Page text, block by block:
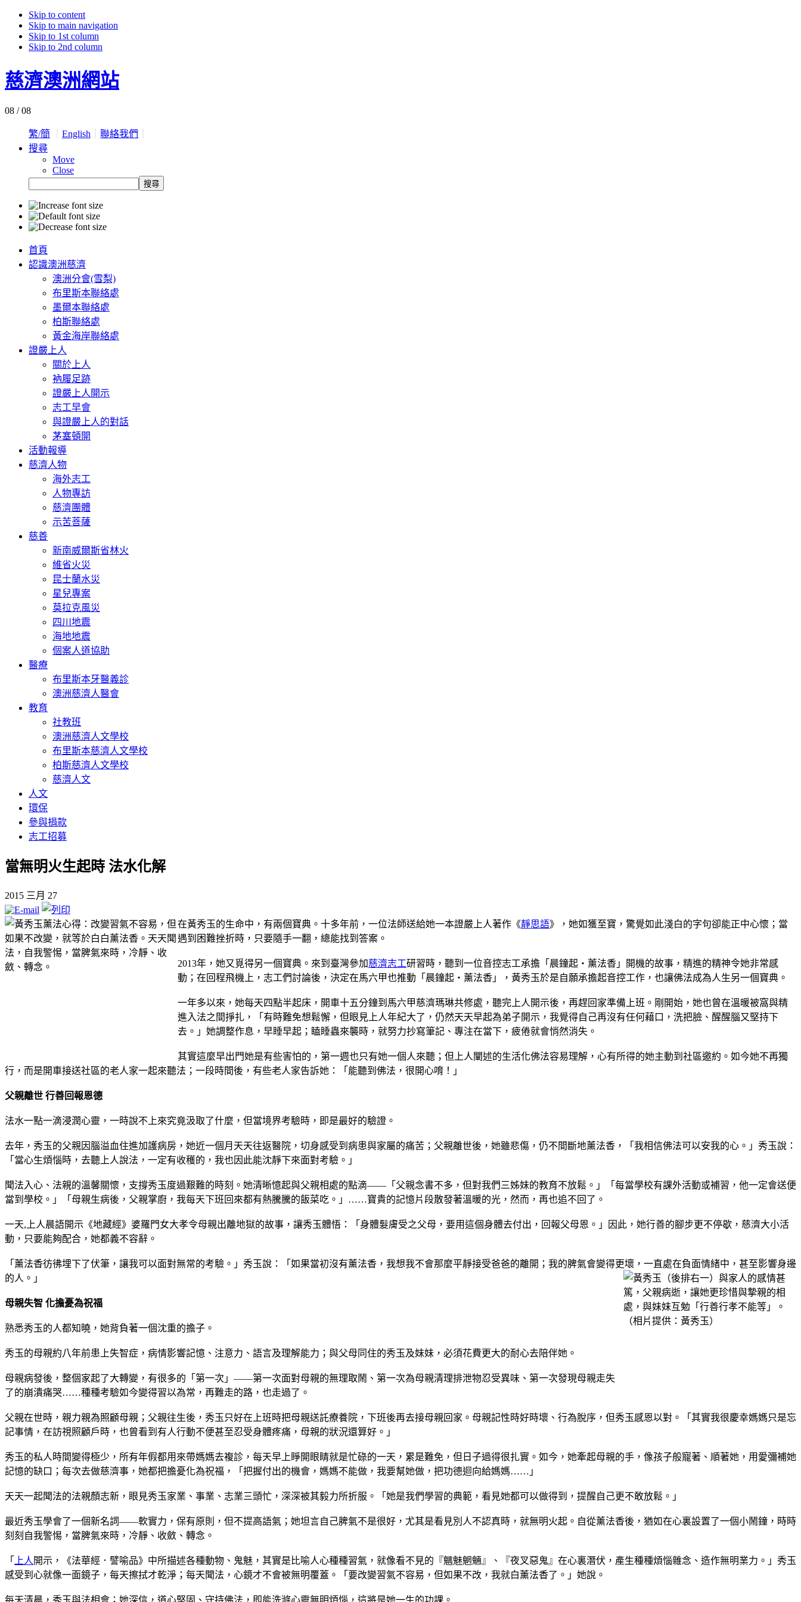
Skip to content
Skip to main navigation
Skip to 1st column
Skip to 2nd column
慈濟澳洲網站
08 / 08
繁/簡 English 聯絡我們
搜尋
Move
Close
首頁
認識澳洲慈濟
澳洲分會(雪梨)
布里斯本聯絡處
墨爾本聯絡處
柏斯聯絡處
黃金海岸聯絡處
證嚴上人
關於上人
衲履足跡
證嚴上人開示
志工早會
與證嚴上人的對話
茅塞頓開
活動報導
慈濟人物
海外志工
人物專訪
慈濟團體
示苦菩薩
慈善
新南威爾斯省林火
維省火災
昆士蘭水災
星兒專案
莫拉克風災
四川地震
海地地震
個案人道協助
醫療
布里斯本牙醫義診
澳洲慈濟人醫會
教育
社教班
澳洲慈濟人文學校
布里斯本慈濟人文學校
柏斯慈濟人文學校
慈濟人文
人文
環保
參與捐款
志工招募
當無明火生起時 法水化解
2015 三月 27
在黃秀玉的生命中，有兩個寶典。十多年前，一位法師送給她一本證嚴上人著作《靜思語》，她如獲至寶，驚覺如此淺白的字句卻能正中心懷；當
遇到困難挫折時，只要隨手一翻，總能找到答案。
2013年，她又覓得另一個寶典。來到臺灣參加慈濟志工研習時，聽到一位音控志工承擔「晨鐘起‧薰法香」開機的故事，精進的精神令她非常感
動；在回程飛機上，志工們討論後，決定在馬六甲也推動「晨鐘起‧薰法香」，黃秀玉於是自願承擔起音控工作，也讓佛法成為人生另一個寶典。
一年多以來，她每天四點半起床，開車十五分鐘到馬六甲慈濟瑪琳共修處，聽完上人開示後，再趕回家準備上班。剛開始，她也曾在溫暖被窩與精
進入法之間掙扎，「有時難免想鬆懈，但眼見上人年紀大了，仍然天天早起為弟子開示，我覺得自己再沒有任何藉口，洗把臉、醒醒腦又堅持下
去。」她調整作息，早睡早起；瞌睡蟲來襲時，就努力抄寫筆記、專注在當下，疲倦就會悄然消失。
其實這麼早出門她是有些害怕的，第一週也只有她一個人來聽；但上人闡述的生活化佛法容易理解，心有所得的她主動到社區邀約。如今她不再獨
行，而是開車接送社區的老人家一起來聽法；一段時間後，有些老人家告訴她：「能聽到佛法，很開心唷！」
父親離世 行善回報恩德
法水一點一滴浸潤心靈，一時說不上來究竟汲取了什麼，但當境界考驗時，即是最好的驗證。
去年，秀玉的父親因腦溢血住進加護病房，她近一個月天天往返醫院，切身感受到病患與家屬的痛苦；父親離世後，她雖悲傷，仍不間斷地薰法香，「我相信佛法可以安我的心。」秀玉說：
「當心生煩惱時，去聽上人說法，一定有收穫的，我也因此能沈靜下來面對考驗。」
聞法入心、法親的溫馨關懷，支撐秀玉度過艱難的時刻。她清晰憶起與父親相處的點滴——「父親念書不多，但對我們三姊妹的教育不放鬆。」「每當學校有課外活動或補習，他一定會送便
當到學校。」「母親生病後，父親掌廚，我每天下班回來都有熱騰騰的飯菜吃。」……寶貴的記憶片段散發著溫暖的光，然而，再也追不回了。
一天,上人晨語開示《地藏經》婆羅門女大孝令母親出離地獄的故事，讓秀玉體悟：「身體髮膚受之父母，要用這個身體去付出，回報父母恩。」因此，她行善的腳步更不停歇，慈濟大小活
動，只要能夠配合，她都義不容辭。
「薰法香彷彿埋下了伏筆，讓我可以面對無常的考驗。」秀玉說：「如果當初沒有薰法香，我想我不會那麼平靜接受爸爸的離開；我的脾氣會變得更壞，一直處在負面情緒中，甚至影響身邊
的人。」
母親失智 化擔憂為祝福
熟悉秀玉的人都知曉，她背負著一個沈重的擔子。
秀玉的母親約八年前患上失智症，病情影響記憶、注意力、語言及理解能力；與父母同住的秀玉及妹妹，必須花費更大的耐心去陪伴她。
母親病發後，整個家起了大轉變，有很多的「第一次」——第一次面對母親的無理取鬧、第一次為母親清理排泄物忍受異味、第一次發現母親走失
了的崩潰痛哭……種種考驗如今變得習以為常，再難走的路，也走過了。
父親在世時，親力親為照顧母親；父親往生後，秀玉只好在上班時把母親送託療養院，下班後再去接母親回家。母親記性時好時壞、行為脫序，但秀玉感恩以對。「其實我很慶幸媽媽只是忘
記事情，在訪視照顧戶時，也曾看到有人行動不便甚至忍受身體疼痛，母親的狀況還算好。」
秀玉的私人時間變得極少，所有年假都用來帶媽媽去複診，每天早上睜開眼睛就是忙碌的一天，累是難免，但日子過得很扎實。如今，她牽起母親的手，像孩子般寵著、順著她，用愛彌補她
記憶的缺口；每次去做慈濟事，她都把擔憂化為祝福，「把握付出的機會，媽媽不能做，我要幫她做，把功德迴向給媽媽……」
天天一起聞法的法親顏志新，眼見秀玉家業、事業、志業三頭忙，深深被其毅力所折服。「她是我們學習的典範，看見她都可以做得到，提醒自己更不敢放鬆。」
最近秀玉學會了一個新名詞——軟實力，保有原則，但不提高語氣；她坦言自己脾氣不是很好，尤其是看見別人不認真時，就無明火起。自從薰法香後，猶如在心裏設置了一個小鬧鐘，時時
刻刻自我警惕，當脾氣來時，冷靜、收斂、轉念。
「 上人 開示，《法華經．譬喻品》中所描述各種動物、鬼魅，其實是比喻人心種種習氣，就像看不見的『魑魅魍魎』、『夜叉惡鬼』在心裏潛伏，產生種種煩惱雜念、造作無明業力。」秀玉
感受到心就像一面鏡子，每天擦拭才乾淨；每天聞法，心鏡才不會被無明覆蓋。「要改變習氣不容易，但如果不改，我就白薰法香了。」她說。
每天清晨，秀玉與法相會；她深信，道心堅固、守持佛法，即能洗滌心靈無明煩惱，這將是她一生的功課。